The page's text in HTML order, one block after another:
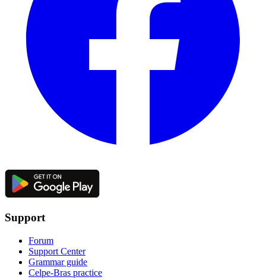
Support
Forum
Support Center
Grammar guide
Celpe-Bras practice